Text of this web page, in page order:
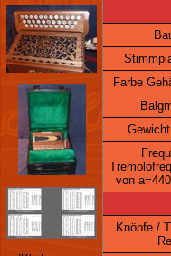
Farbe
von
Knöpfe /